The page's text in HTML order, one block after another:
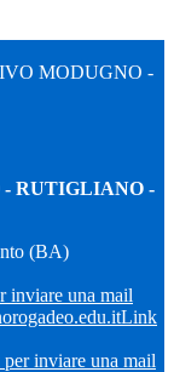
MODUGNO -
- RUTIGLIANO -
(BA)
inviare una mail
Link
inviare una mail